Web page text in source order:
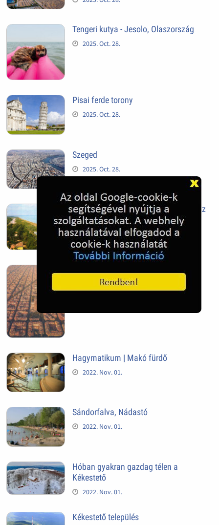
Tengeri kutya - Jesolo, Olaszország
2025. Oct. 28.
Pisai ferde torony
2025. Oct. 28.
Szeged
2025. Oct. 28.
Siófok, mielőtt beépült az Aranypart az
1970-es évek elején
2024. Nov. 17.
Barcelona, Spanyolország
2022. Dec. 04.
Hagymatikum | Makó fürdő
2022. Nov. 01.
Sándorfalva, Nádastó
2022. Nov. 01.
Hóban gyakran gazdag télen a
Kékestető
2022. Nov. 01.
Kékestető település